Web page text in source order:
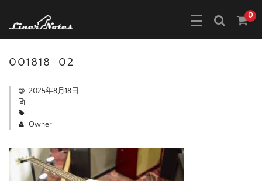
0
001818–02
2025年8月18日
Owner